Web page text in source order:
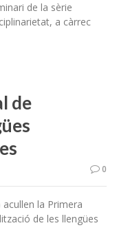
de la sèrie
a càrrec
de
0
la Primera
de les llengües